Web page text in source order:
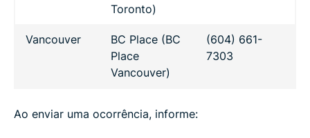
Toronto)
Vancouver
BC Place (BC
Place
Vancouver)
(604) 661-
7303
Ao enviar uma ocorrência, informe: